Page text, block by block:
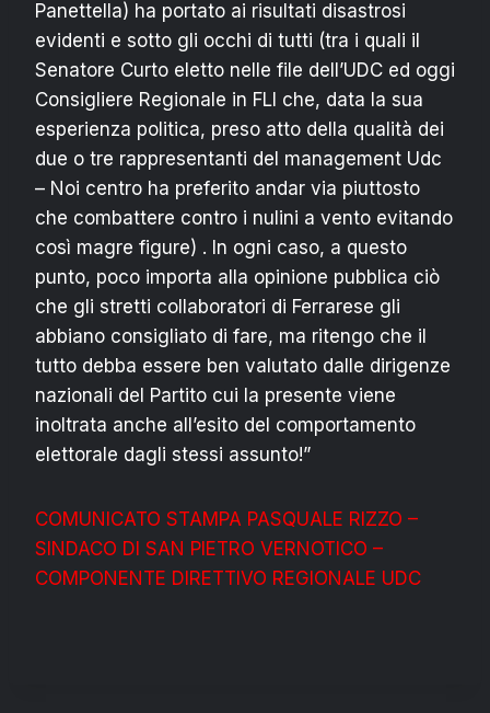
Panettella) ha portato ai risultati disastrosi
evidenti e sotto gli occhi di tutti (tra i quali il
Senatore Curto eletto nelle file dell’UDC ed oggi
Consigliere Regionale in FLI che, data la sua
esperienza politica, preso atto della qualità dei
due o tre rappresentanti del management Udc
– Noi centro ha preferito andar via piuttosto
che combattere contro i nulini a vento evitando
così magre figure) . In ogni caso, a questo
punto, poco importa alla opinione pubblica ciò
che gli stretti collaboratori di Ferrarese gli
abbiano consigliato di fare, ma ritengo che il
tutto debba essere ben valutato dalle dirigenze
nazionali del Partito cui la presente viene
inoltrata anche all’esito del comportamento
elettorale dagli stessi assunto!”
COMUNICATO STAMPA PASQUALE RIZZO –
SINDACO DI SAN PIETRO VERNOTICO –
COMPONENTE DIRETTIVO REGIONALE UDC